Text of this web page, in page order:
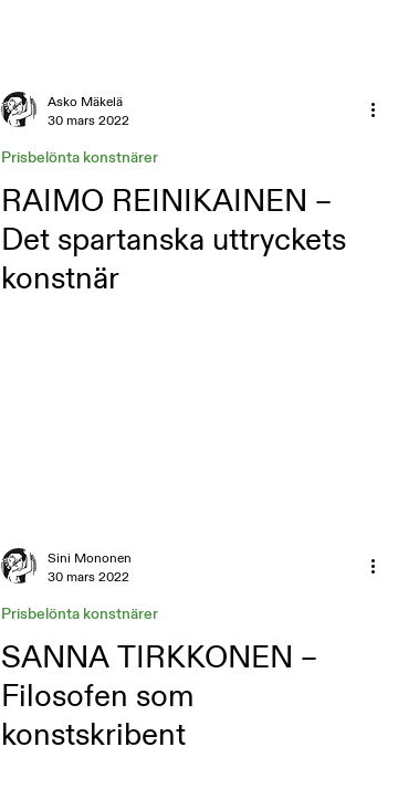
RAIMO REINIKAINEN –
Det spartanska uttryckets
konstnär
Prisbelönta konstnärer
Asko Mäkelä
30 mars 2022
SANNA TIRKKONEN –
Filosofen som
konstskribent
Prisbelönta konstnärer
Sini Mononen
30 mars 2022